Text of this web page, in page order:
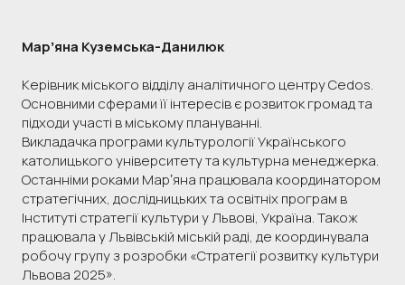
Марʼяна Куземська-Данилюк
Керівник міського відділу аналітичного центру Cedos.
Основними сферами її інтересів є розвиток громад та
підходи участі в міському плануванні.
Викладачка програми культурології Українського
католицького університету та культурна менеджерка.
Останніми роками Марʼяна працювала координатором
стратегічних, дослідницьких та освітніх програм в
Інституті стратегії культури у Львові, Україна. Також
працювала у Львівській міській раді, де координувала
робочу групу з розробки «Стратегії розвитку культури
Львова 2025».